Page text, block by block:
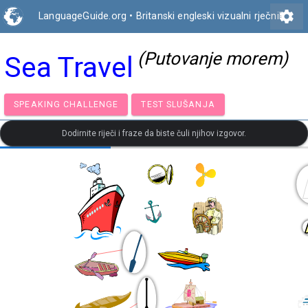
LanguageGuide.org • Britanski engleski vizualni rječniksettings
Sea Travel (Putovanje morem)
SPEAKING CHALLENGE TEST SLUŠANJA
Dodirnite riječi i fraze da biste čuli njihov izgovor.